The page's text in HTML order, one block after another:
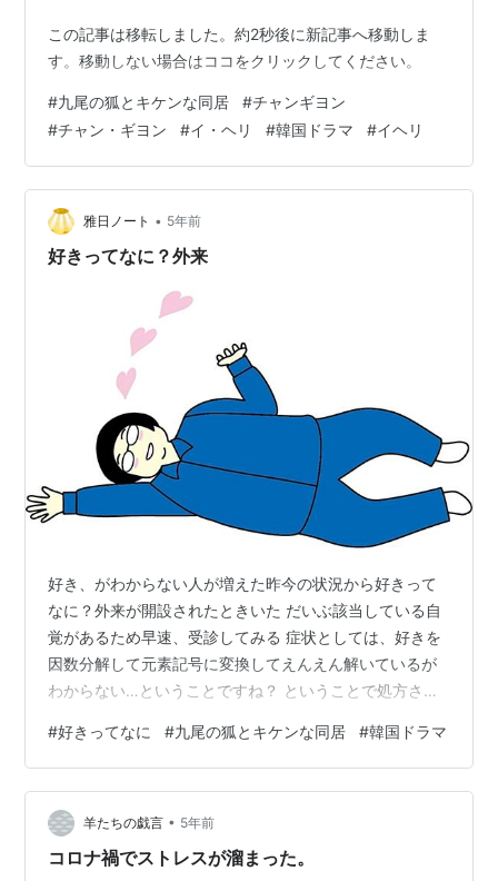
この記事は移転しました。約2秒後に新記事へ移動しま
す。移動しない場合はココをクリックしてください。
#九尾の狐とキケンな同居 #チャンギヨン
#チャン・ギヨン #イ・ヘリ #韓国ドラマ #イヘリ
雅日ノート • 5年前
好きってなに？外来
好き、がわからない人が増えた昨今の状況から好きって
なに？外来が開設されたときいた だいぶ該当している自
覚があるため早速、受診してみる 症状としては、好きを
因数分解して元素記号に変換してえんえん解いているが
わからない…ということですね？ ということで処方され
国のものらしい なんでも、はじめて人（ここでは狐）を
好きになる気持ちがていねいに繊細に描かれているとい
う ほかに片思い、元カノへの想い、数々の失恋を経て新
たな恋に目覚める瞬間とかいろんな好きのバリエーショ
ンも学べるらしいのだ お笑いステージの前座っぽく場を
#好きってなに #九尾の狐とキケンな同居 #韓国ドラマ
羊たちの戯言 • 5年前
コロナ禍でストレスが溜まった。